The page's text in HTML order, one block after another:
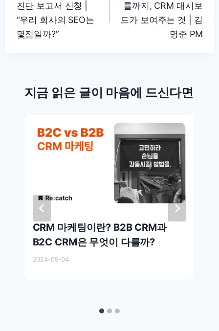
색
진단 보고서 신청 |
“우리 회사의 SEO는
몇점일까?”
률까지, CRM 대시보
드가 보여주는 것 | 김
명준 PM
지금 읽은 글이 마음에 드신다면
CRM 마케팅이란? B2B CRM과
B2C CRM은 무엇이 다를까?
2024-09-04